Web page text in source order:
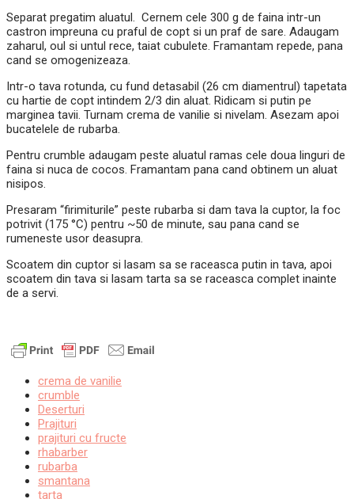
Separat pregatim aluatul. Cernem cele 300 g de faina intr-un
castron impreuna cu praful de copt si un praf de sare. Adaugam
zaharul, oul si untul rece, taiat cubulete. Framantam repede, pana
cand se omogenizeaza.
Intr-o tava rotunda, cu fund detasabil (26 cm diamentrul) tapetata
cu hartie de copt intindem 2/3 din aluat. Ridicam si putin pe
marginea tavii. Turnam crema de vanilie si nivelam. Asezam apoi
bucatelele de rubarba.
Pentru crumble adaugam peste aluatul ramas cele doua linguri de
faina si nuca de cocos. Framantam pana cand obtinem un aluat
nisipos.
Presaram “firimiturile” peste rubarba si dam tava la cuptor, la foc
potrivit (175 °C) pentru ~50 de minute, sau pana cand se
rumeneste usor deasupra.
Scoatem din cuptor si lasam sa se raceasca putin in tava, apoi
scoatem din tava si lasam tarta sa se raceasca complet inainte
de a servi.
crema de vanilie
crumble
Deserturi
Prajituri
prajituri cu fructe
rhabarber
rubarba
smantana
tarta